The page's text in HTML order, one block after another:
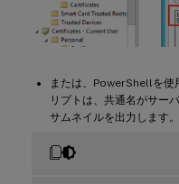
または、PowerShellを使
リプトは、共通名がサー
サムネイルを出力します。